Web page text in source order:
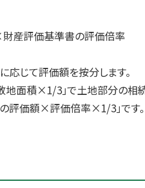
産評価基準書の評価倍率
応じて評価額を按分します。
面積×1/3」で土地部分の相
評価額×評価倍率×1/3」です。